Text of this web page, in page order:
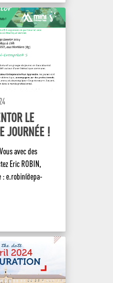
LE
JOURNÉE !
avec des
Eric ROBIN,
: e.robin@epa-